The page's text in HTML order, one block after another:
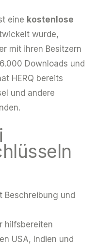
eine kostenlose
wurde,
mit ihren Besitzern
Downloads und
HERQ bereits
und andere
Beschreibung und
hilfsbereiten
USA, Indien und